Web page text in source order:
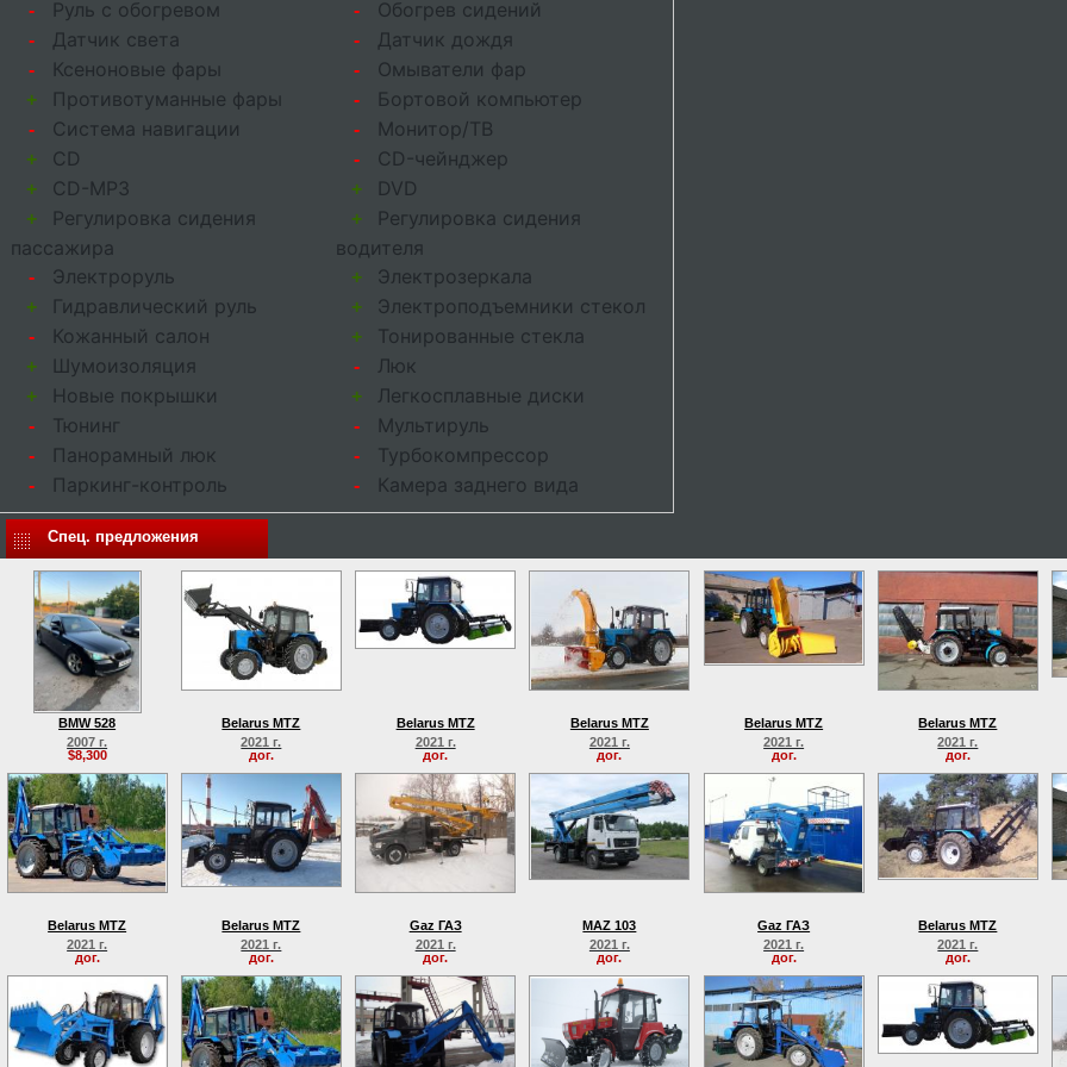
- Руль с обогревом - Обогрев сидений
- Датчик света - Датчик дождя
- Ксеноновые фары - Омыватели фар
+ Противотуманные фары - Бортовой компьютер
- Система навигации - Монитор/ТВ
+ CD - CD-чейнджер
+ CD-MP3 + DVD
+
Регулировка сидения
пассажира
+
Регулировка сидения
водителя
- Электроруль + Электрозеркала
+ Гидравлический руль + Электроподъемники стекол
- Кожанный салон + Тонированные стекла
+ Шумоизоляция - Люк
+ Новые покрышки + Легкосплавные диски
- Тюнинг - Мультируль
- Панорамный люк - Турбокомпрессор
- Паркинг-контроль - Камера заднего вида
Спец. предложения
BMW 528
2007 г.
$8,300
Belarus MTZ
2021 г.
дог.
Belarus MTZ
2021 г.
дог.
Belarus MTZ
2021 г.
дог.
Belarus MTZ
2021 г.
дог.
Belarus MTZ
2021 г.
дог.
Belarus MTZ
2021 г.
дог.
Belarus MTZ
2021 г.
дог.
Gaz ГАЗ
2021 г.
дог.
MAZ 103
2021 г.
дог.
Gaz ГАЗ
2021 г.
дог.
Belarus MTZ
2021 г.
дог.